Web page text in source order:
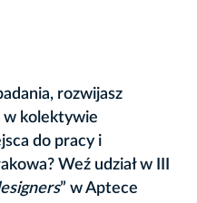
rozwijasz
w kolektywie
do pracy i
Weź udział w III
” w Aptece